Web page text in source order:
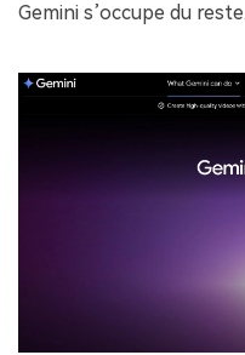
Gemini s’occupe du reste.